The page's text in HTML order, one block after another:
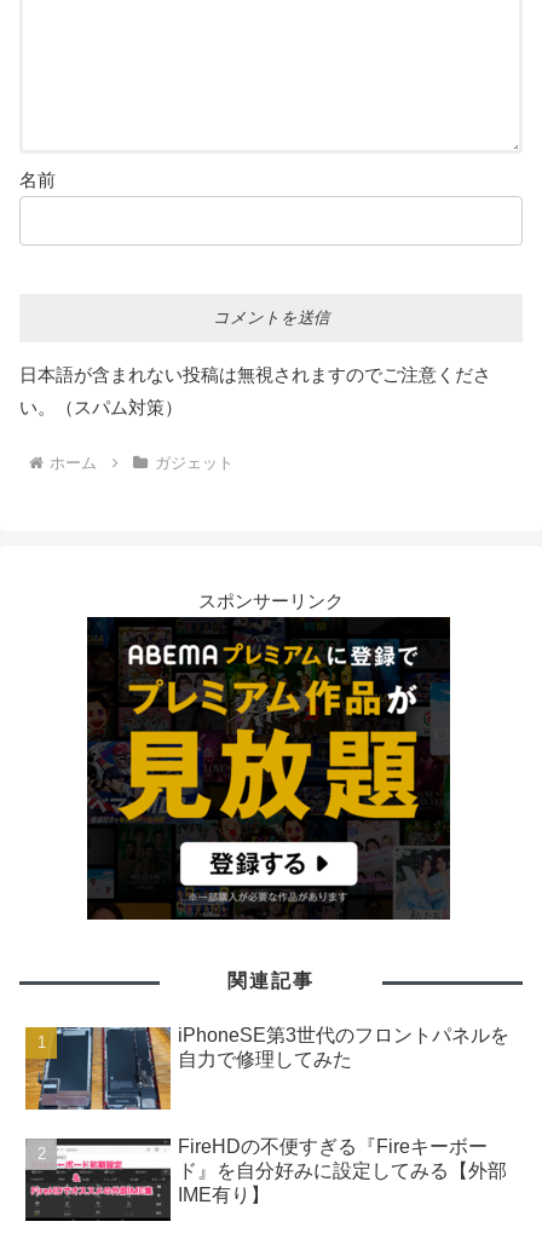
名前
日本語が含まれない投稿は無視されますのでご注意くださ
い。（スパム対策）
ホーム ガジェット
スポンサーリンク
関連記事
iPhoneSE第3世代のフロントパネルを
自力で修理してみた
FireHDの不便すぎる『Fireキーボー
ド』を自分好みに設定してみる【外部
IME有り】